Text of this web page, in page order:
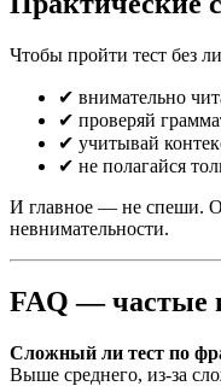
Чтобы пройти тест без
✔ внимательно
✔ проверяй
✔ учитывай
✔ не полагайся
И главное — не спеши.
невнимательности.
FAQ — частые
Сложный ли тест по
Выше среднего, из-за